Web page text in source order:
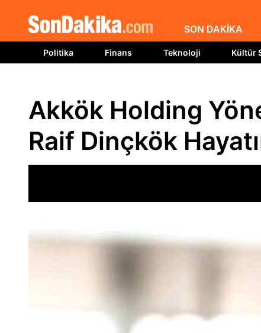
SON DAKİKA
Politika Finans Teknoloji Kültür
Akkök Holding
Raif Dinçkök